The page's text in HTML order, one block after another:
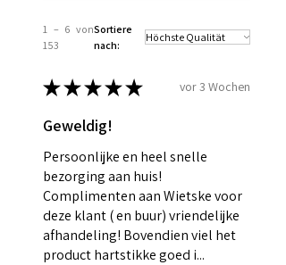
1 – 6 von
153
Sortiere
nach:
★★★★★ vor 3 Wochen
Geweldig!
Persoonlijke en heel snelle
bezorging aan huis!
Complimenten aan Wietske voor
deze klant ( en buur) vriendelijke
afhandeling! Bovendien viel het
product hartstikke goed i...